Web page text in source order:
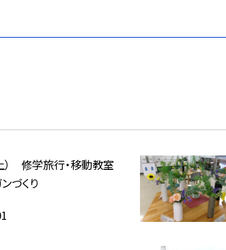
） 修学旅行・移動教室
づくり